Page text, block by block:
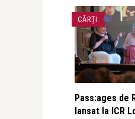
CĂRȚI
Pass:ages de
lansat la ICR